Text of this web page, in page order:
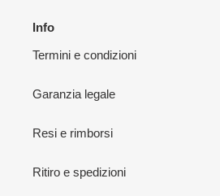
Info
Termini e condizioni
Garanzia legale
Resi e rimborsi
Ritiro e spedizioni